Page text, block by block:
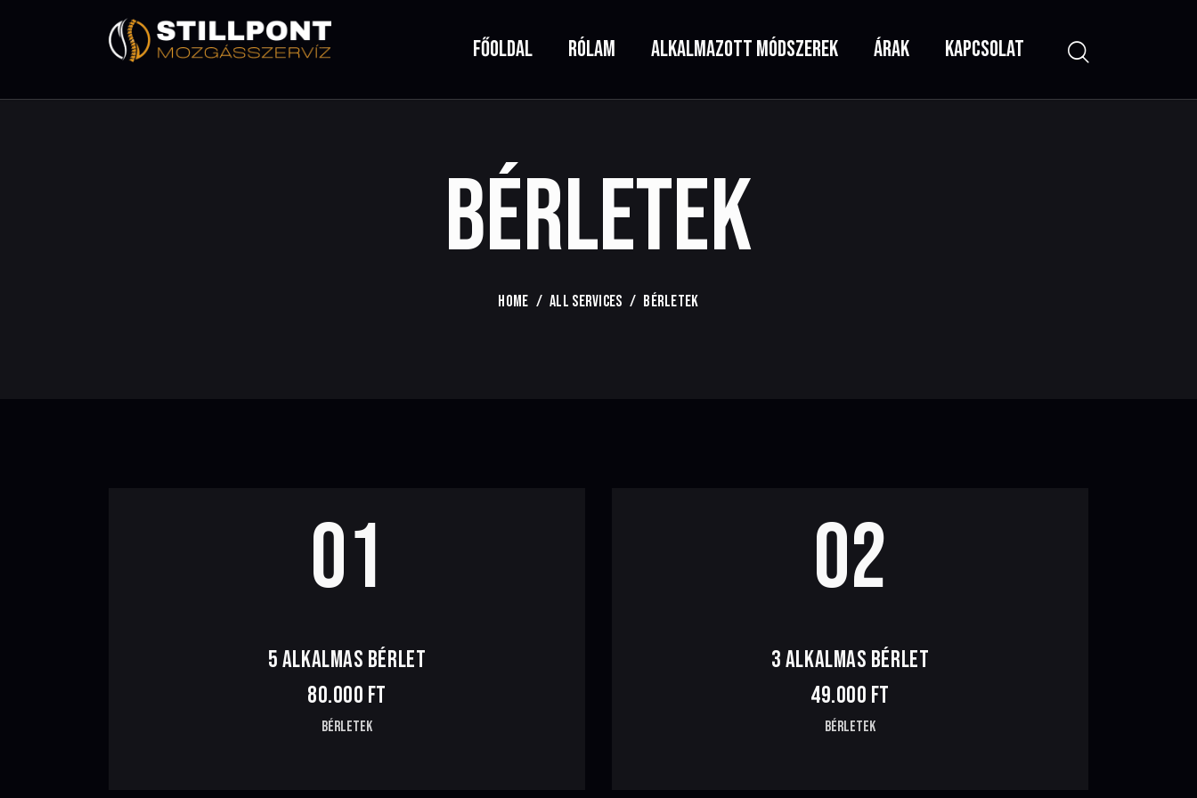
FŐOLDAL RÓLAM ALKALMAZOTT MÓDSZEREK ÁRAK KAPCSOLAT
BÉRLETEK
HOME ALL SERVICES BÉRLETEK
01
5 ALKALMAS BÉRLET
80.000 FT
Bérletek
02
3 ALKALMAS BÉRLET
49.000 FT
Bérletek